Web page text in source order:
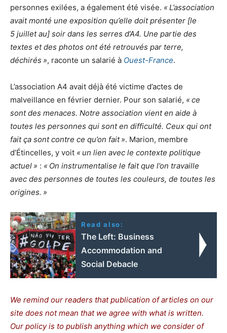
personnes exilées, a également été visée. «L’association
avait monté une exposition qu’elle doit présenter [le
5 juillet au] soir dans les serres d’A4. Une partie des
textes et des photos ont été retrouvés par terre,
déchirés », raconte un salarié à Ouest-France.
L’association A4 avait déjà été victime d’actes de
malveillance en février dernier. Pour son salarié, «ce
sont des menaces. Notre association vient en aide à
toutes les personnes qui sont en difficulté. Ceux qui ont
fait ça sont contre ce qu’on fait». Marion, membre
d’Étincelles, y voit « un lien avec le contexte politique
actuel» : « On instrumentalise le fait que l’on travaille
avec des personnes de toutes les couleurs, de toutes les
origines. »
Read also:
The Left: Business
Accommodation and
Social Debacle
We remind our readers that publication of articles on our
site does not mean that we agree with what is written.
Our policy is to publish anything which we consider of